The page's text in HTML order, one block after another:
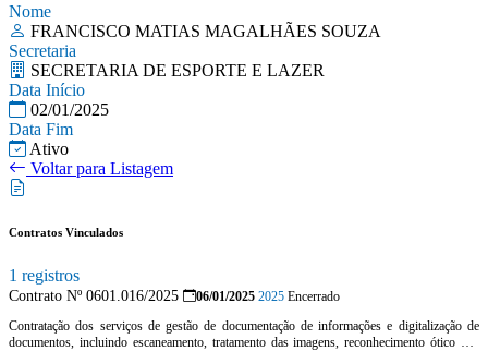
Nome
FRANCISCO MATIAS MAGALHÃES SOUZA
Secretaria
SECRETARIA DE ESPORTE E LAZER
Data Início
02/01/2025
Data Fim
Ativo
Voltar para Listagem
Contratos Vinculados
1 registros
Contrato Nº 0601.016/2025 06/01/2025 2025 Encerrado
Contratação dos serviços de gestão de documentação de informações e digitalização de
documentos, incluindo escaneamento, tratamento das imagens, reconhecimento ótico dos